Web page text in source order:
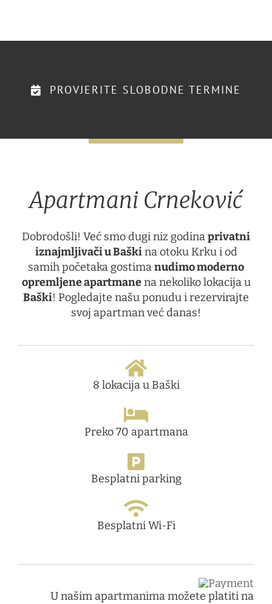
PROVJERITE SLOBODNE TERMINE
Apartmani Crneković
Dobrodošli! Već smo dugi niz godinaprivatni
iznajmljivači u Baškina otoku Krku i od
samih početaka gostimanudimo moderno
opremljene apartmanena nekoliko lokacija u
Baški! Pogledajte našu ponudu i rezervirajte
svoj apartman već danas!
8 lokacija u Baški
Preko 70 apartmana
Besplatni parking
Besplatni Wi-Fi
U našim apartmanima možete platiti na